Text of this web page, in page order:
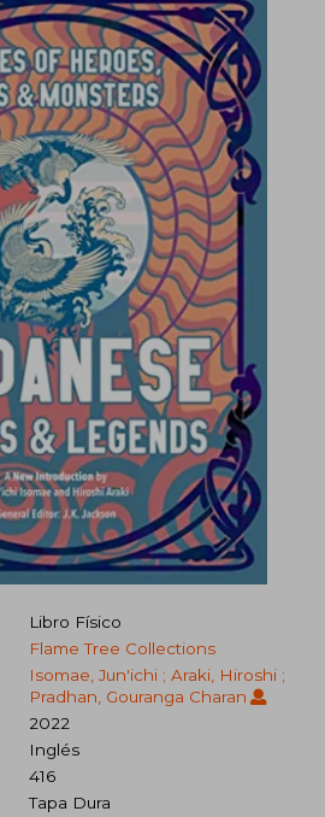
Libro Físico
Flame Tree Collections
Isomae, Jun'ichi ; Araki, Hiroshi ;
Pradhan, Gouranga Charan
2022
Inglés
416
Tapa Dura